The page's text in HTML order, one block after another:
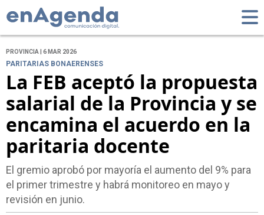
PROVINCIA | 6 MAR 2026
PARITARIAS BONAERENSES
La FEB aceptó la propuesta
salarial de la Provincia y se
encamina el acuerdo en la
paritaria docente
El gremio aprobó por mayoría el aumento del 9% para
el primer trimestre y habrá monitoreo en mayo y
revisión en junio.